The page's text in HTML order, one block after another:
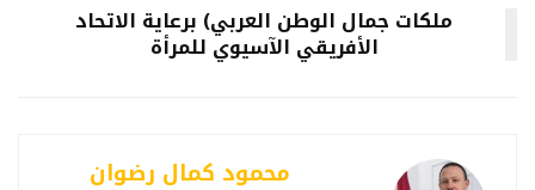
ملكات جمال الوطن العربي) برعاية الاتحاد
الأفريقي الآسيوي للمرأة
محمود كمال رضوان